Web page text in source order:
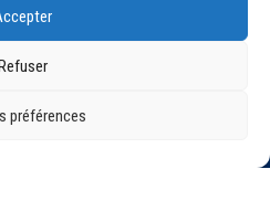
préférences
omnisports.com